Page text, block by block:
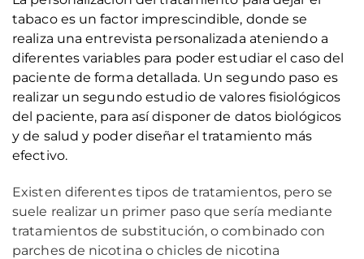
tabaco es un factor imprescindible, donde se
realiza una entrevista personalizada ateniendo a
diferentes variables para poder estudiar el caso del
paciente de forma detallada. Un segundo paso es
realizar un segundo estudio de valores fisiológicos
del paciente, para así disponer de datos biológicos
y de salud y poder diseñar el tratamiento más
efectivo.
Existen diferentes tipos de tratamientos, pero se
suele realizar un primer paso que sería mediante
tratamientos de substitución, o combinado con
parches de nicotina o chicles de nicotina